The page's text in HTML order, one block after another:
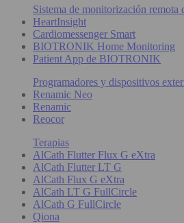
Sistema de monitorización remota
HeartInsight
Cardiomessenger Smart
BIOTRONIK Home Monitoring
Patient App de BIOTRONIK
Programadores y dispositivos
Renamic Neo
Renamic
Reocor
Terapias
AlCath Flutter Flux G eXtra
AlCath Flutter LT G
AlCath Flux G eXtra
AlCath LT G FullCircle
AlCath G FullCircle
Qiona